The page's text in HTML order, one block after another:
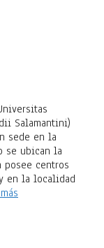
Salamantini)
sede en la
se ubican la
posee centros
en la localidad